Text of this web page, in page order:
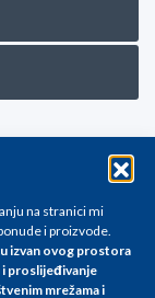
na stranici mi
i proizvode.
izvan ovog prostora
proslijeđivanje
mrežama i
se na
i podložne su